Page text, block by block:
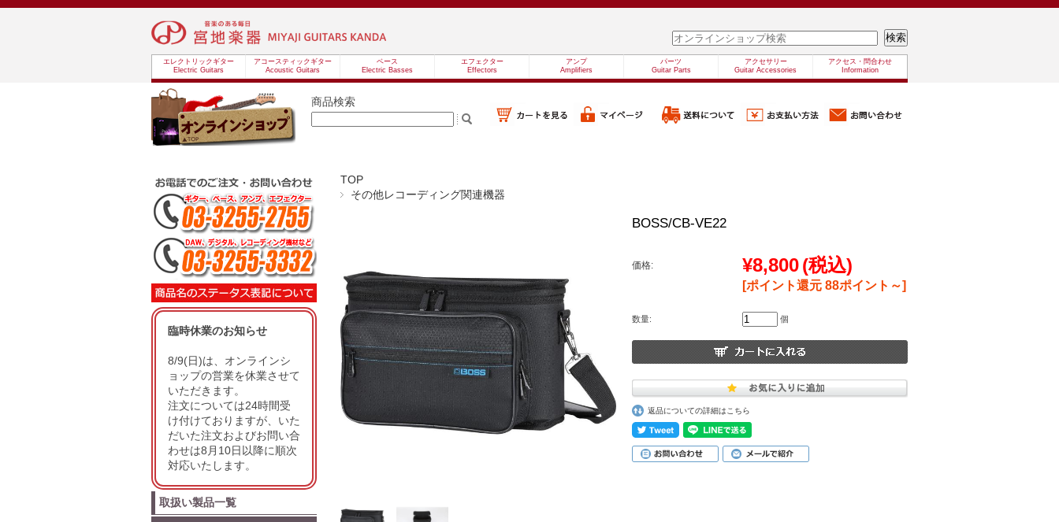
エレクトリックギター
Electric Guitars
アコースティックギター
Acoustic Guitars
ベース
Electric Basses
エフェクター
Effectors
アンプ
Amplifiers
パーツ
Guitar Parts
アクセサリー
Guitar Accessories
アクセス・問合わせ
Information
商品検索
TOP
その他レコーディング関連機器
BOSS/CB-VE22
価格: ¥8,800(税込)
[ポイント還元 88ポイント～]
数量: 個
返品についての詳細はこちら
臨時休業のお知らせ
8/9(日)は、オンラインシ
ョップの営業を休業させて
いただきます。
注文については24時間受
け付けておりますが、いた
だいた注文およびお問い合
わせは8月10日以降に順次
対応いたします。
取扱い製品一覧